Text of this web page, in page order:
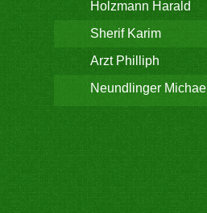
Holzmann Harald
Sherif Karim
Arzt Philliph
Neundlinger Michael